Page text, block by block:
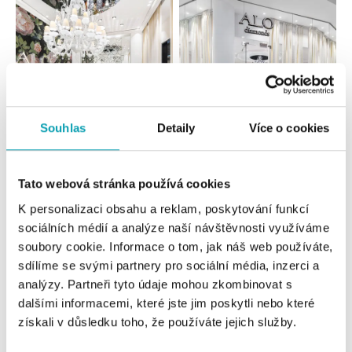
Souhlas Detaily Více o cookies
Tato webová stránka používá cookies
K personalizaci obsahu a reklam, poskytování funkcí
sociálních médií a analýze naší návštěvnosti využíváme
soubory cookie. Informace o tom, jak náš web používáte,
sdílíme se svými partnery pro sociální média, inzerci a
analýzy. Partneři tyto údaje mohou zkombinovat s
dalšími informacemi, které jste jim poskytli nebo které
získali v důsledku toho, že používáte jejich služby.
ALO diamonds OC Forum Nová Karolina,
Ostrava
Jantarová 3344/4, 702 00 Ostrava-Moravská Ostrava
tel.: +420 603 166 013, +420 603 565 187
dnes otevřeno od 09:00
ALO diamonds OC Nový Smíchov, Praha 5